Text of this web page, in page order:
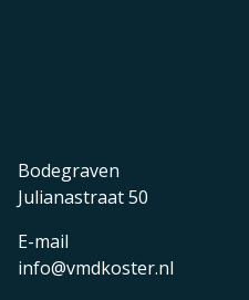
Bodegraven
Julianastraat 50
E-mail
info@vmdkoster.nl